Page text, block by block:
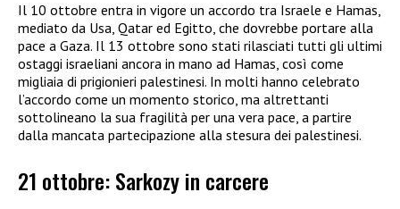
Il 10 ottobre entra in vigore un accordo tra Israele e Hamas,
mediato da Usa, Qatar ed Egitto, che dovrebbe portare alla
pace a Gaza. Il 13 ottobre sono stati rilasciati tutti gli ultimi
ostaggi israeliani ancora in mano ad Hamas, così come
migliaia di prigionieri palestinesi. In molti hanno celebrato
l’accordo come un momento storico, ma altrettanti
sottolineano la sua fragilità per una vera pace, a partire
dalla mancata partecipazione alla stesura dei palestinesi.
21 ottobre: Sarkozy in carcere